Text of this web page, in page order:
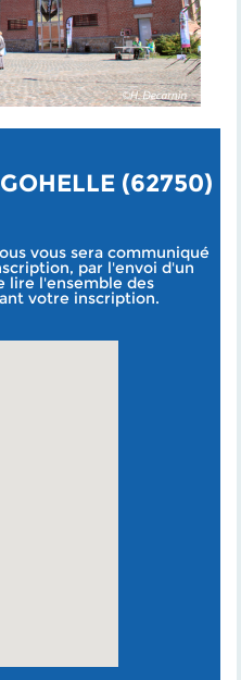
(62750)
vous sera communiqué
par l'envoi d'un
lire l'ensemble des
votre inscription.